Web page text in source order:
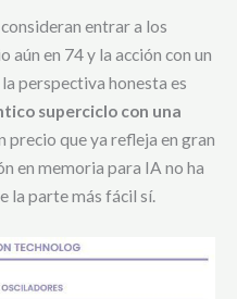
entrar a los
aún en 74 y la acción con un
la perspectiva honesta es
superciclo con una
precio que ya refleja en gran
en memoria para IA no ha
la parte más fácil sí.